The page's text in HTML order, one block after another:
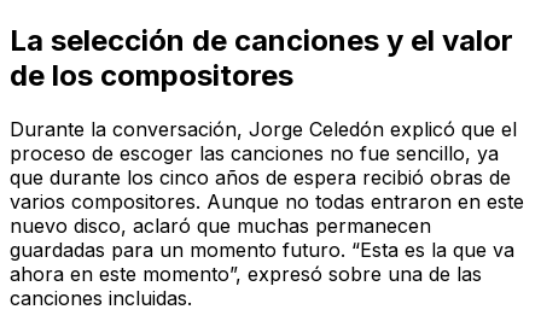
La selección de canciones y el valor
de los compositores
Durante la conversación, Jorge Celedón explicó que el
proceso de escoger las canciones no fue sencillo, ya
que durante los cinco años de espera recibió obras de
varios compositores. Aunque no todas entraron en este
nuevo disco, aclaró que muchas permanecen
guardadas para un momento futuro. “Esta es la que va
ahora en este momento”, expresó sobre una de las
canciones incluidas.